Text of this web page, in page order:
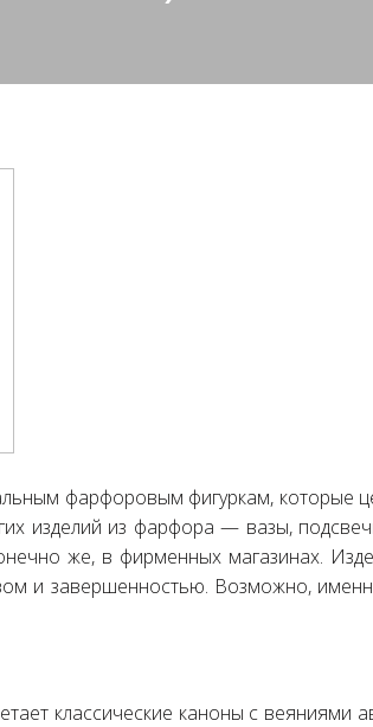
фарфоровым фигуркам, которые
изделий из фарфора — вазы,
же, в фирменных магазинах.
и завершенностью. Возможно,
классические каноны с веяниями